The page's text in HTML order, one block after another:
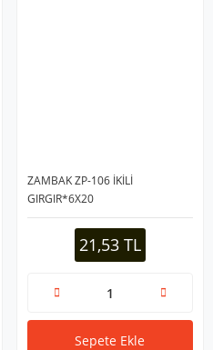
ZAMBAK ZP-106 İKİLİ
GIRGIR*6X20
21,53 TL
Sepete Ekle